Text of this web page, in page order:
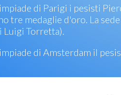
di Parigi i pesisti
tre medaglie d'oro. La
Luigi Torretta).
di Amsterdam il